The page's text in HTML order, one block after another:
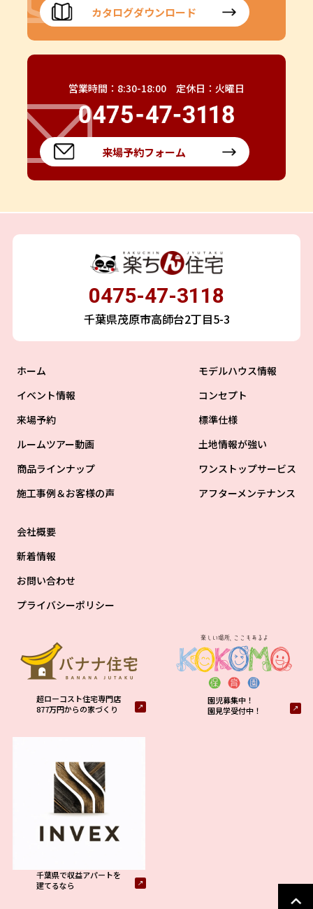
カタログダウンロード
営業時間：8:30-18:00 定休日：火曜日
来場予約フォーム
0475-47-3118
千葉県茂原市高師台2丁目5-3
ホーム
イベント情報
来場予約
ルームツアー動画
商品ラインナップ
施工事例＆お客様の声
モデルハウス情報
コンセプト
標準仕様
土地情報が強い
ワンストップサービス
アフターメンテナンス
会社概要
新着情報
お問い合わせ
プライバシーポリシー
超ローコスト住宅専門店
877万円からの家づくり
園児募集中！
園見学受付中！
千葉県で収益アパートを
建てるなら